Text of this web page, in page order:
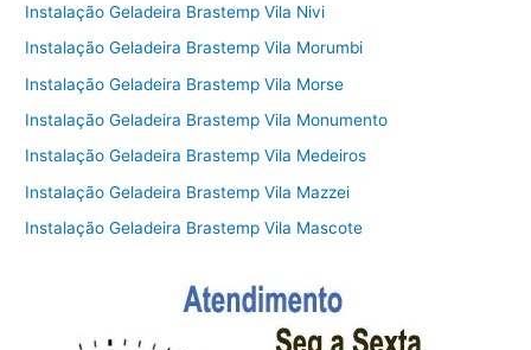
Instalação Geladeira Brastemp Vila Nivi
Instalação Geladeira Brastemp Vila Morumbi
Instalação Geladeira Brastemp Vila Morse
Instalação Geladeira Brastemp Vila Monumento
Instalação Geladeira Brastemp Vila Medeiros
Instalação Geladeira Brastemp Vila Mazzei
Instalação Geladeira Brastemp Vila Mascote